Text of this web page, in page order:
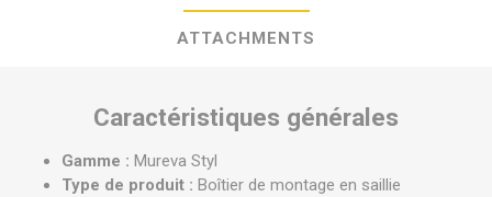
ATTACHMENTS
Caractéristiques générales
Gamme : Mureva Styl
Type de produit : Boîtier de montage en saillie